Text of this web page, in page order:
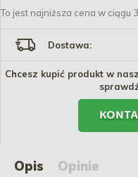
To jest najniższa cena w ciągu
Dostawa:
Chcesz kupić produkt w
Opis Opinie